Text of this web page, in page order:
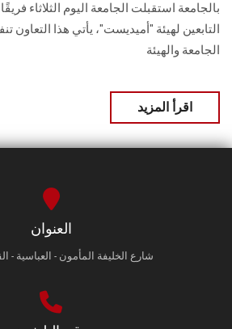
بالجامعة استقبلت الجامعة اليوم الثلاثاء
التابعين لهيئة "أميديست"، يأتي هذا التعاون
الجامعة والهيئة
اقرأ المزيد
العنوان
شارع الخليفة المأمون - العباسية -